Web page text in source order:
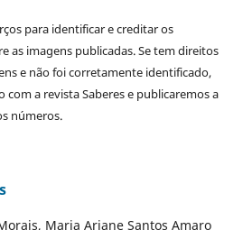
para identificar e creditar os
as imagens publicadas. Se tem direitos
e não foi corretamente identificado,
a revista Saberes e publicaremos a
números.
Maria Ariane Santos Amaro